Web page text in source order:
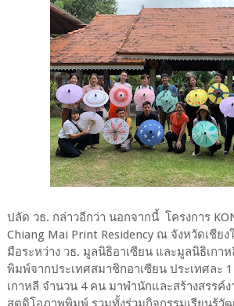
ปลัด วธ. กล่าวอีกว่า นอกจากนี้ โครงการ
Chiang Mai Print Residency ณ จังหวัดเชีย
มือระหว่าง วธ. มูลนิธิอาเซียน และมูลนิธิเกา
พิมพ์จากประเทศสมาชิกอาเซียน ประเทศละ
เกาหลี จำนวน 4 คน มาพำนักและสร้างสรร